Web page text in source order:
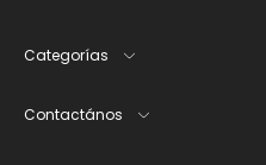
Categorías
Contactános